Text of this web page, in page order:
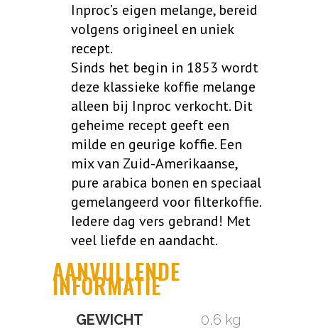
Inproc’s eigen melange, bereid
volgens origineel en uniek
recept.
Sinds het begin in 1853 wordt
deze klassieke koffie melange
alleen bij Inproc verkocht. Dit
geheime recept geeft een
milde en geurige koffie. Een
mix van Zuid-Amerikaanse,
pure arabica bonen en speciaal
gemelangeerd voor filterkoffie.
Iedere dag vers gebrand! Met
veel liefde en aandacht.
AANVULLENDE
INFORMATIE
GEWICHT
0,6 kg